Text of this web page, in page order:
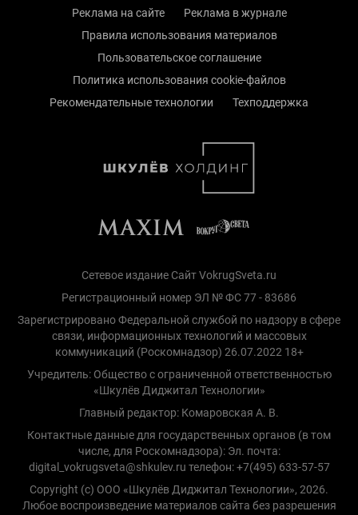
Реклама на сайте
Реклама в журнале
Правила использования материалов
Пользовательское соглашение
Политика использования cookie-файлов
Рекомендательные технологии
Техподдержка
Сетевое издание Сайт VokrugSveta.ru
Регистрационный номер ЭЛ № ФС 77 - 83686
Зарегистрировано Федеральной службой по надзору в сфере
связи, информационных технологий и массовых
коммуникаций (Роскомнадзор) 26.07.2022 18+
Учредитель: Общество с ограниченной ответственностью
«Шкулёв Диджитал Технологии»
Главный редактор: Комаровская А. В.
Контактные данные для государственных органов (в том
числе, для Роскомнадзора): Эл. почта:
digital_vokrugsveta@shkulev.ru телефон: +7(495) 633-57-57
Copyright (с) ООО «Шкулёв Диджитал Технологии», 2026.
Любое воспроизведение материалов сайта без разрешения